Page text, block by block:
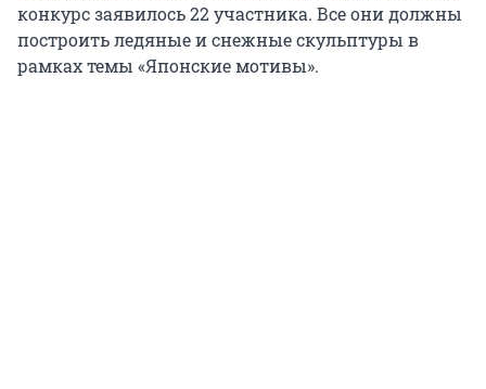
конкурс заявилось 22 участника. Все они должны
построить ледяные и снежные скульптуры в
рамках темы «Японские мотивы».